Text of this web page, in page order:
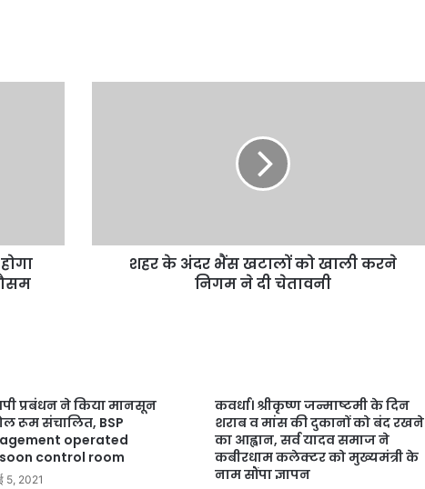
शहर के अंदर भैंस खटालों को खाली करने
निगम ने दी चेतावनी
प्रबंधन ने किया मानसून
रूम संचालित, BSP
operated
control room
5, 2021
कवर्धा। श्रीकृष्ण जन्माष्टमी के दिन
शराब व मांस की दुकानों को बंद रखने
का आह्वान, सर्व यादव समाज ने
कबीरधाम कलेक्टर को मुख्यमंत्री के
नाम सौंपा ज्ञापन